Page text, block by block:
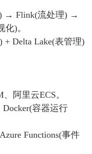
) → Flink(流处理) →
)。
+ Delta Lake(表管理)
阿里云ECS。
Docker(容器运行
Functions(事件